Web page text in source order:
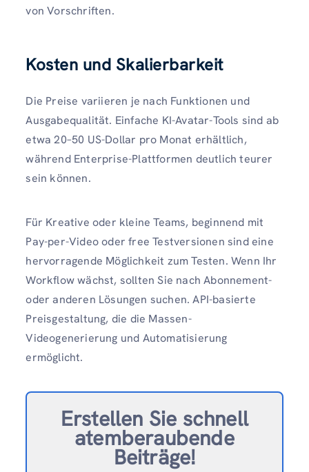
von Vorschriften.
Kosten und Skalierbarkeit
Die Preise variieren je nach Funktionen und
Ausgabequalität. Einfache KI-Avatar-Tools sind ab
etwa 20–50 US-Dollar pro Monat erhältlich,
während Enterprise-Plattformen deutlich teurer
sein können.
Für Kreative oder kleine Teams, beginnend mit
Pay-per-Video oder free Testversionen sind eine
hervorragende Möglichkeit zum Testen. Wenn Ihr
Workflow wächst, sollten Sie nach Abonnement-
oder anderen Lösungen suchen. API-basierte
Preisgestaltung, die die Massen-
Videogenerierung und Automatisierung
ermöglicht.
Erstellen Sie schnell
atemberaubende
Beiträge!